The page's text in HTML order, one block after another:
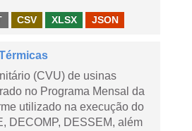
CSV XLSX JSON
(CVU) de usinas
no Programa Mensal da
utilizado na execução do
DECOMP, DESSEM, além